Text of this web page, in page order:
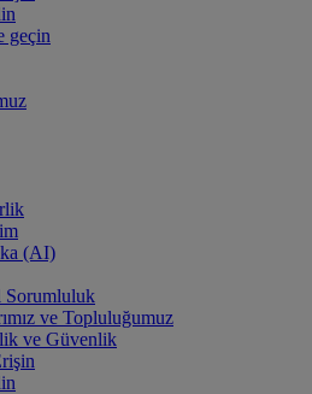
geçin
(AI)
Sorumluluk
ve Topluluğumuz
ve Güvenlik